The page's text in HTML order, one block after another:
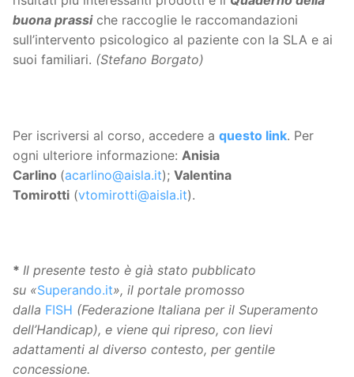
buona prassiche raccoglie le raccomandazioni
sull’intervento psicologico al paziente con la SLA e ai
suoi familiari. (Stefano Borgato)
Per iscriversi al corso, accedere a questo link. Per
ogni ulteriore informazione: Anisia
Carlino (acarlino@aisla.it); Valentina
Tomirotti (vtomirotti@aisla.it).
* Il presente testo è già stato pubblicato
su «Superando.it», il portale promosso
dalla FISH (Federazione Italiana per il Superamento
dell’Handicap), e viene qui ripreso, con lievi
adattamenti al diverso contesto, per gentile
concessione.